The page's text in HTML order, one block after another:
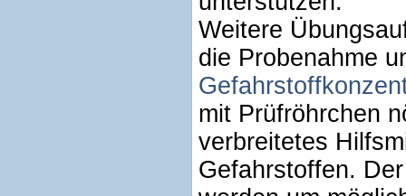
Weitere
die Probenahme
mit Prüfröhrchen
verbreitetes
Gefahrstoffen.